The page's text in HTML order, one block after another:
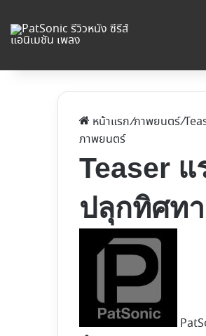
หน้าแรก/ภาพยนตร์/
ภาพยนตร์
Teaser แ
ปลุกทิศท